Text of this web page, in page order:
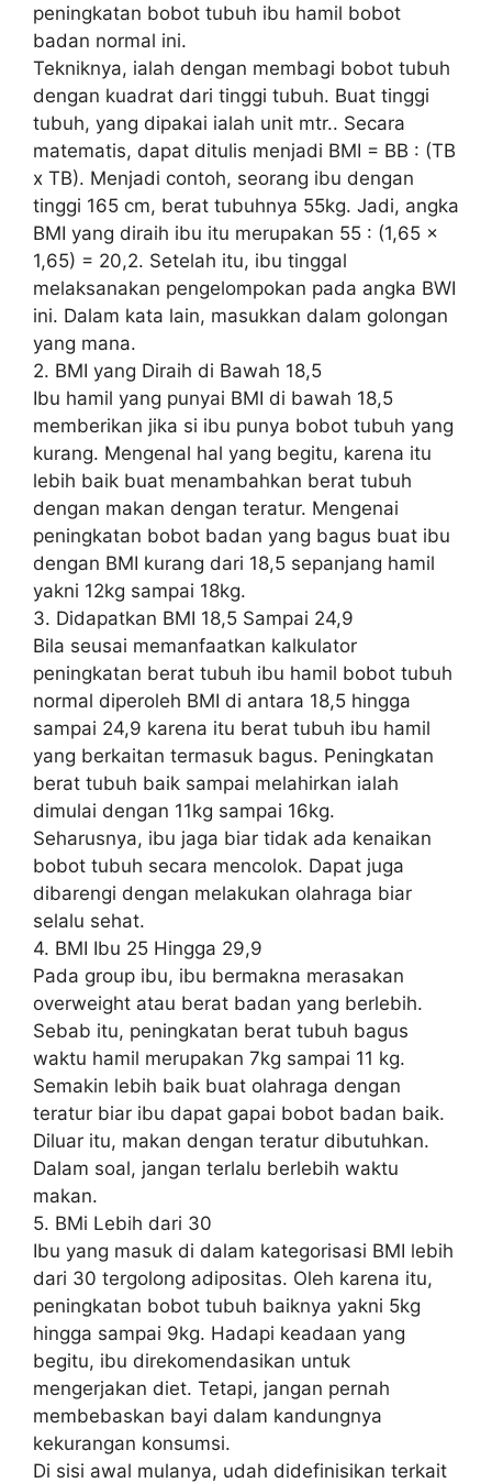
peningkatan bobot tubuh ibu hamil bobot
badan normal ini.
Tekniknya, ialah dengan membagi bobot tubuh
dengan kuadrat dari tinggi tubuh. Buat tinggi
tubuh, yang dipakai ialah unit mtr.. Secara
matematis, dapat ditulis menjadi BMI = BB : (TB
x TB). Menjadi contoh, seorang ibu dengan
tinggi 165 cm, berat tubuhnya 55kg. Jadi, angka
BMI yang diraih ibu itu merupakan 55 : (1,65 x
1,65) = 20,2. Setelah itu, ibu tinggal
melaksanakan pengelompokan pada angka BWI
ini. Dalam kata lain, masukkan dalam golongan
yang mana.
2. BMI yang Diraih di Bawah 18,5
Ibu hamil yang punyai BMI di bawah 18,5
memberikan jika si ibu punya bobot tubuh yang
kurang. Mengenal hal yang begitu, karena itu
lebih baik buat menambahkan berat tubuh
dengan makan dengan teratur. Mengenai
peningkatan bobot badan yang bagus buat ibu
dengan BMI kurang dari 18,5 sepanjang hamil
yakni 12kg sampai 18kg.
3. Didapatkan BMI 18,5 Sampai 24,9
Bila seusai memanfaatkan kalkulator
peningkatan berat tubuh ibu hamil bobot tubuh
normal diperoleh BMI di antara 18,5 hingga
sampai 24,9 karena itu berat tubuh ibu hamil
yang berkaitan termasuk bagus. Peningkatan
berat tubuh baik sampai melahirkan ialah
dimulai dengan 11kg sampai 16kg.
Seharusnya, ibu jaga biar tidak ada kenaikan
bobot tubuh secara mencolok. Dapat juga
dibarengi dengan melakukan olahraga biar
selalu sehat.
4. BMI Ibu 25 Hingga 29,9
Pada group ibu, ibu bermakna merasakan
overweight atau berat badan yang berlebih.
Sebab itu, peningkatan berat tubuh bagus
waktu hamil merupakan 7kg sampai 11 kg.
Semakin lebih baik buat olahraga dengan
teratur biar ibu dapat gapai bobot badan baik.
Diluar itu, makan dengan teratur dibutuhkan.
Dalam soal, jangan terlalu berlebih waktu
makan.
5. BMi Lebih dari 30
Ibu yang masuk di dalam kategorisasi BMI lebih
dari 30 tergolong adipositas. Oleh karena itu,
peningkatan bobot tubuh baiknya yakni 5kg
hingga sampai 9kg. Hadapi keadaan yang
begitu, ibu direkomendasikan untuk
mengerjakan diet. Tetapi, jangan pernah
membebaskan bayi dalam kandungnya
kekurangan konsumsi.
Di sisi awal mulanya, udah didefinisikan terkait